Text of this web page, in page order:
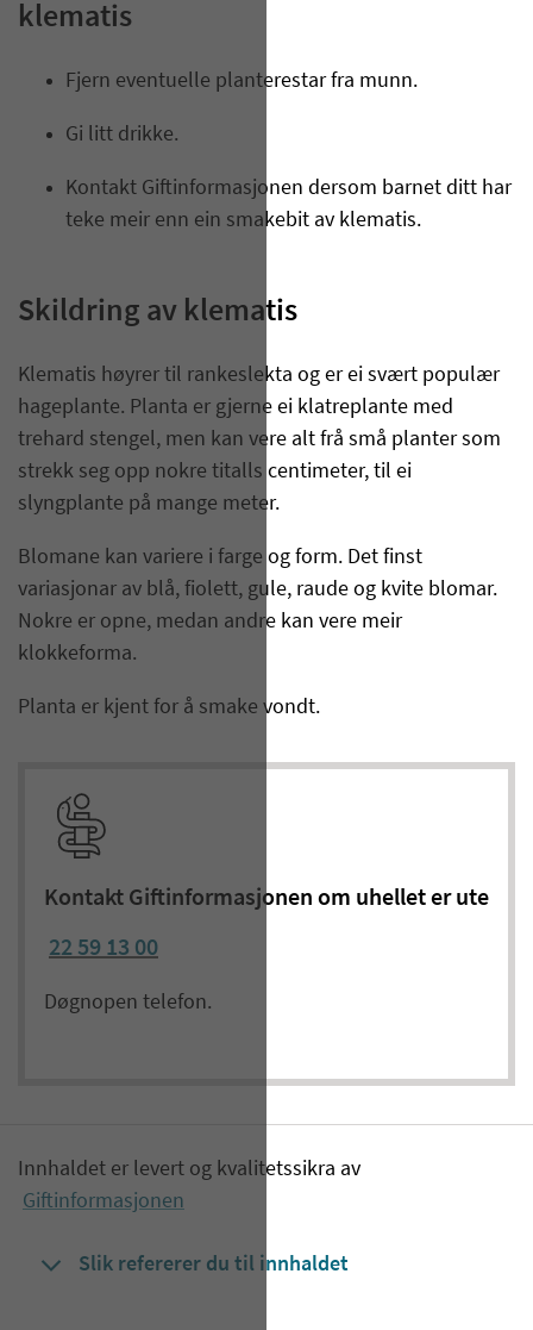
klematis
​Fjern eventuelle planterestar fra munn.
Gi litt drikke.
Kontakt Giftinformasjonen dersom barnet ditt har
teke meir enn ein smakebit av klematis.
Skildring av klematis
​Klematis høyrer til rankeslekta og er ei svært populær
hageplante. Planta er gjerne ei klatreplante med
trehard stengel, men kan vere alt frå små planter som
strekk seg opp nokre titalls centimeter, til ei
slyngplante på mange meter.
Blomane kan variere i farge og form. Det finst
variasjonar av blå, fiolett, gule, raude og kvite blomar.
Nokre er opne, medan andre kan vere meir
klokkeforma.
Planta er kjent for å smake vondt.
Kontakt Giftinformasjonen om uhellet er ute
22 59 13 00
Døgnopen telefon.
Innhaldet er levert og kvalitetssikra av
Giftinformasjonen
Slik refererer du til innhaldet